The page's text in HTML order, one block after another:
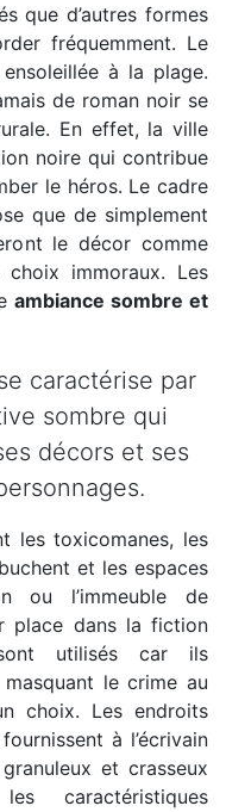
que d’autres formes
fréquemment. Le
à la plage.
de roman noir se
En effet, la ville
noire qui contribue
le héros. Le cadre
que de simplement
le décor comme
immoraux. Les
ambiance sombre et
caractérise par
sombre qui
décors et ses
les toxicomanes, les
et les espaces
ou l’immeuble de
place dans la fiction
utilisés car ils
le crime au
choix. Les endroits
à l’écrivain
et crasseux
caractéristiques